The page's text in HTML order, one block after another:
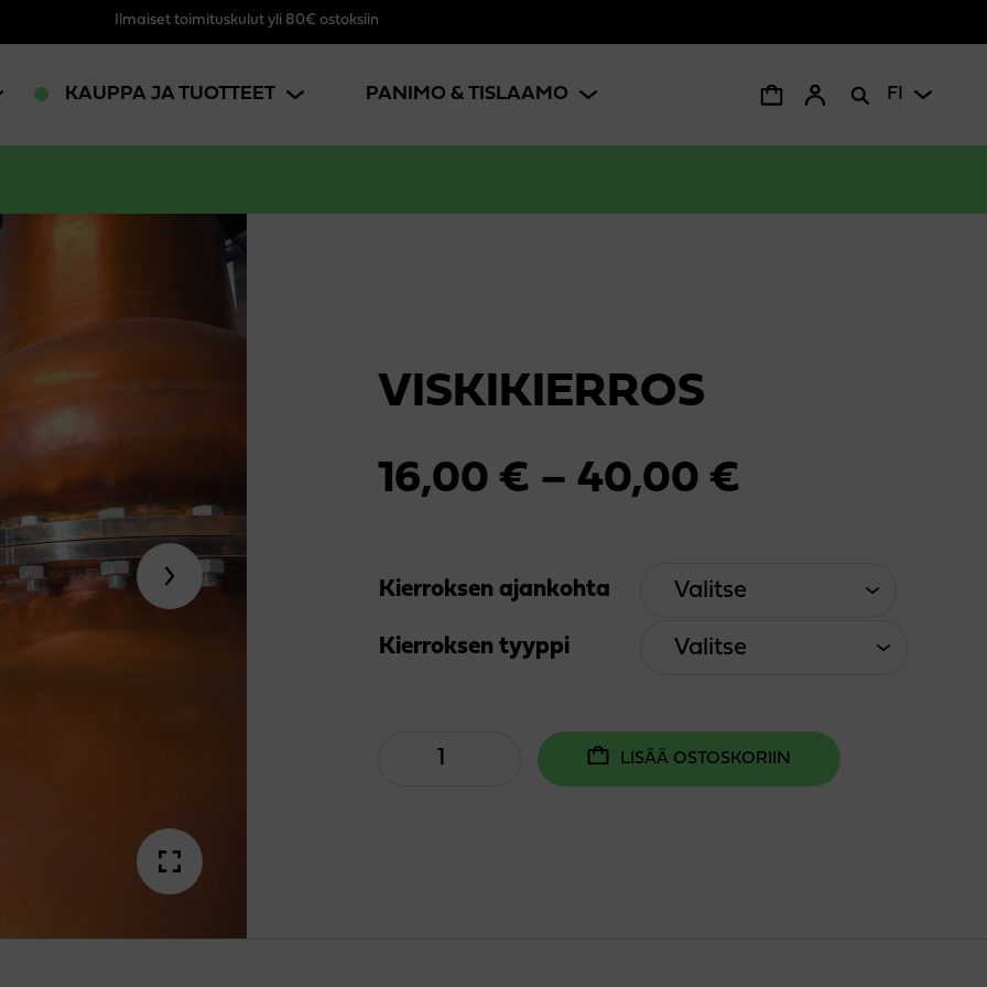
Ilmaiset toimituskulut yli 80€ ostoksiin
KAUPPA JA TUOTTEET PANIMO & TISLAAMO FI
VISKIKIERROS
16,00 € – 40,00 €
-
40,00 €
Kierroksen ajankohta
Kierroksen tyyppi
Viskikierros
LISÄÄ OSTOSKORIIN